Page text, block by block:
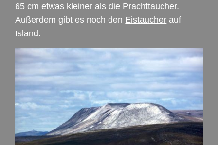
65 cm etwas kleiner als die Prachttaucher.
Außerdem gibt es noch den Eistaucher auf
Island.